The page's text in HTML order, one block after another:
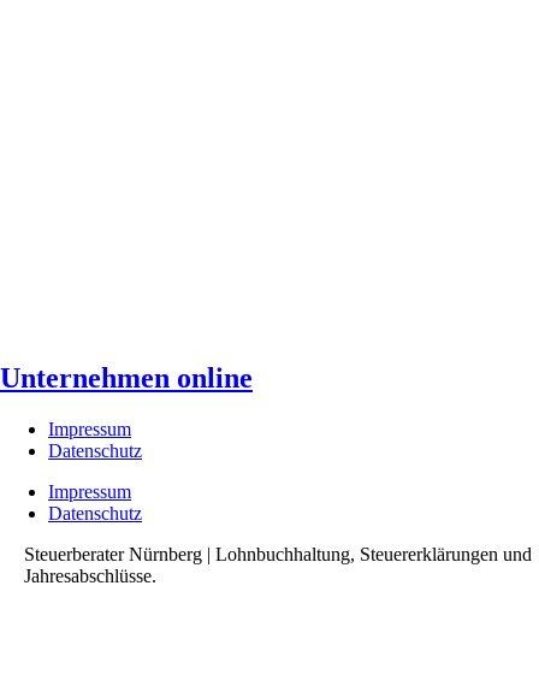
Unternehmen online
Impressum
Datenschutz
Impressum
Datenschutz
Steuerberater Nürnberg | Lohnbuchhaltung, Steuererklärungen und
Jahresabschlüsse.